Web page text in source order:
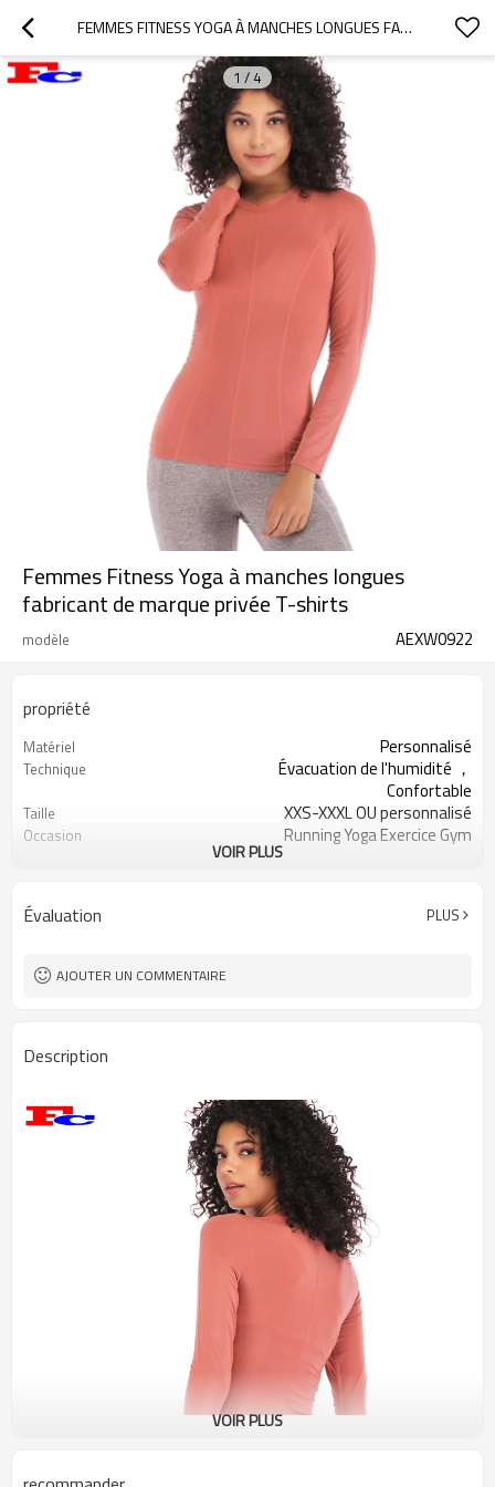
FEMMES FITNESS YOGA À MANCHES LONGUES FABRICANT DE MARQUE PRIVÉE T-SHIRTS
1 / 4
Femmes Fitness Yoga à manches longues
fabricant de marque privée T-shirts
modèle AEXW0922
propriété
Matériel Personnalisé
Technique
Évacuation de l'humidité ，
Confortable
Taille XXS-XXXL OU personnalisé
Occasion Running Yoga Exercice Gym
Étiquette et étiquette
VOIR PLUS
Évaluation PLUS
AJOUTER UN COMMENTAIRE
Description
VOIR PLUS